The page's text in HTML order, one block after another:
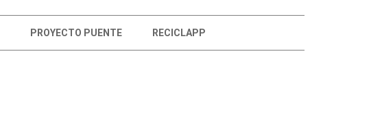
PROYECTO PUENTE RECICLAPP